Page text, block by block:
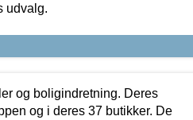
udvalg.
og boligindretning. Deres
og i deres 37 butikker. De